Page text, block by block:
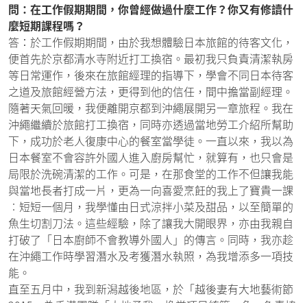
問：在工作假期期間，你曾經做過什麼工作？你又有修讀什
麼短期課程嗎？
答：於工作假期期間，由於我想體驗日本旅館的待客文化，
便首先於京都清水寺附近打工換宿。最初我只負責清潔執房
等日常運作，後來在旅館經理的指導下，學會不同日本待客
之道及旅館經營方法，更得到他的信任，間中擔當副經理。
隨著天氣回暖，我便離開京都到沖繩展開另一章旅程。我在
沖繩繼續於旅館打工換宿，同時亦透過當地勞工介紹所幫助
下，成功於老人復康中心的餐室當學徒。一直以來，我以為
日本餐室不會容許外國人進入廚房幫忙，就算有，也只會是
局限於洗碗清潔的工作。可是，在那食堂的工作不但讓我能
與當地長者打成一片，更為一向喜愛烹飪的我上了寶貴一課
︰短短一個月，我學懂由日式涼拌小菜及甜品，以至簡單的
魚生切割刀法。這些經驗，除了讓我大開眼界，亦由我親自
打破了「日本廚師不會教導外國人」的傳言。同時，我亦趁
在沖繩工作時學習潛水及考獲潛水執照，為我增添多一項技
能。
直至五月中，我到新潟越後地區，於「越後妻有大地藝術節